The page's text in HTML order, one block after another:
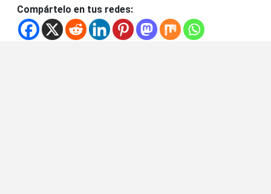
Compártelo en tus redes: